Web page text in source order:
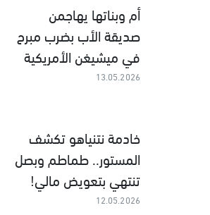
أم وبناتها يهاجمن
صديقة الأب بضرب مبرح
في ميشيغن الأمريكية
13.05.2026
خادمة نتنياهو تكشف
المستور.. طماطم وبصل
تنتهي بتعويض مالي!
12.05.2026